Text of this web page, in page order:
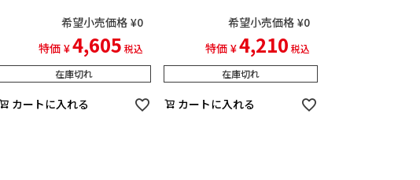
希望小売価格 ¥0
特価 ¥4,605 税込
在庫切れ
カートに入れる
希望小売価格 ¥0
特価 ¥4,210 税込
在庫切れ
カートに入れる